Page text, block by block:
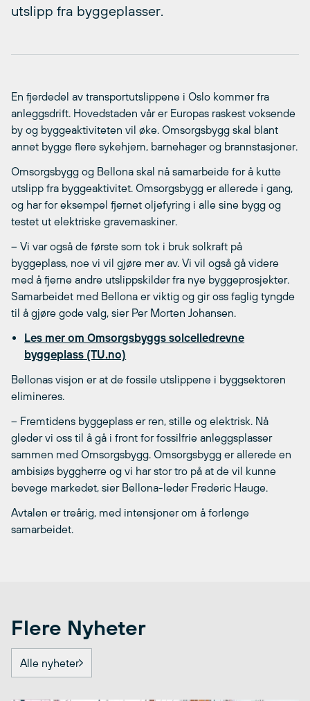
utslipp fra byggeplasser.
En fjerdedel av transportutslippene i Oslo kommer fra
anleggsdrift. Hovedstaden vår er Europas raskest voksende
by og byggeaktiviteten vil øke. Omsorgsbygg skal blant
annet bygge flere sykehjem, barnehager og brannstasjoner.
Omsorgsbygg og Bellona skal nå samarbeide for å kutte
utslipp fra byggeaktivitet. Omsorgsbygg er allerede i gang,
og har for eksempel fjernet oljefyring i alle sine bygg og
testet ut elektriske gravemaskiner.
– Vi var også de første som tok i bruk solkraft på
byggeplass, noe vi vil gjøre mer av. Vi vil også gå videre
med å fjerne andre utslippskilder fra nye byggeprosjekter.
Samarbeidet med Bellona er viktig og gir oss faglig tyngde
til å gjøre gode valg, sier Per Morten Johansen.
Les mer om Omsorgsbyggs solcelledrevne
byggeplass (TU.no)
Bellonas visjon er at de fossile utslippene i byggsektoren
elimineres.
– Fremtidens byggeplass er ren, stille og elektrisk. Nå
gleder vi oss til å gå i front for fossilfrie anleggsplasser
sammen med Omsorgsbygg. Omsorgsbygg er allerede en
ambisiøs byggherre og vi har stor tro på at de vil kunne
bevege markedet, sier Bellona-leder Frederic Hauge.
Avtalen er treårig, med intensjoner om å forlenge
samarbeidet.
Flere Nyheter
Alle nyheter